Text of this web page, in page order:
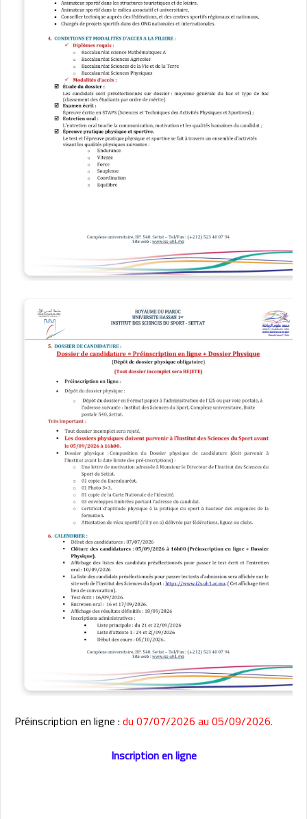
Préinscription en ligne :du 07/07/2026 au 05/09/2026.
Inscription en ligne